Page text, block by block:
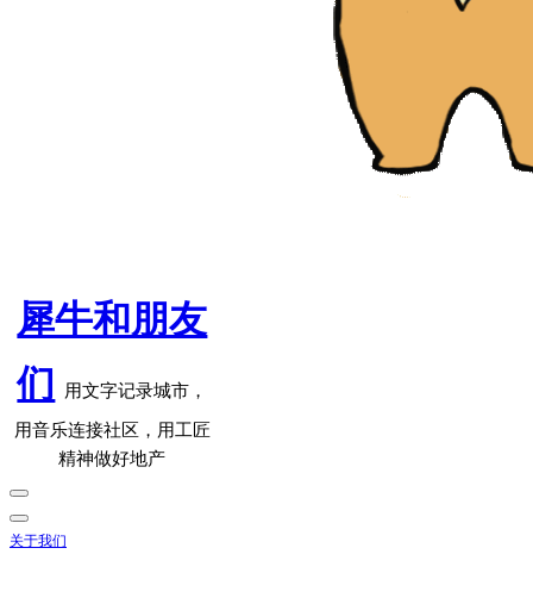
犀牛和朋友
们 用文字记录城市，
用音乐连接社区，用工匠
精神做好地产
关于我们